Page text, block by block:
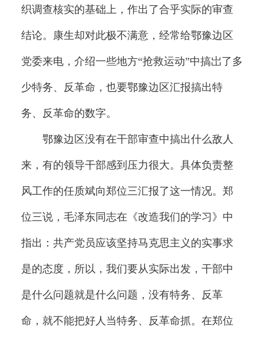
织调查核实的基础上，作出了合乎实际的审查
结论。康生却对此极不满意，经常给鄂豫边区
党委来电，介绍一些地方“抢救运动”中搞岀了多
少特务、反革命，也要鄂豫边区汇报搞出特
务、反革命的数字。
鄂豫边区没有在干部审查中搞出什么敌人
来，有的领导干部感到压力很大。具体负责整
风工作的任质斌向郑位三汇报了这一情况。郑
位三说，毛泽东同志在《改造我们的学习》中
指出：共产党员应该坚持马克思主义的实事求
是的态度，所以，我们要从实际出发，干部中
是什么问题就是什么问题，没有特务、反革
命，就不能把好人当特务、反革命抓。在郑位